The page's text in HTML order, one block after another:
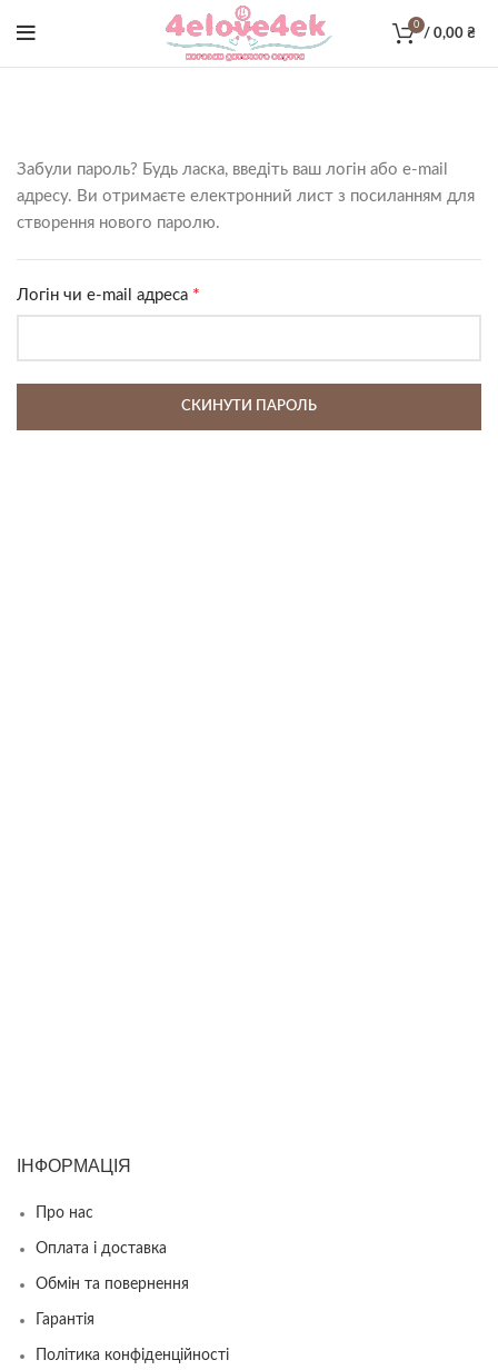
0
/ 0,00 ₴
Забули пароль? Будь ласка, введіть ваш логін або e-mail
адресу. Ви отримаєте електронний лист з посиланням для
створення нового паролю.
Логін чи e-mail адреса *
СКИНУТИ ПАРОЛЬ
ІНФОРМАЦІЯ
Про нас
Оплата і доставка
Обмін та повернення
Гарантія
Політика конфіденційності